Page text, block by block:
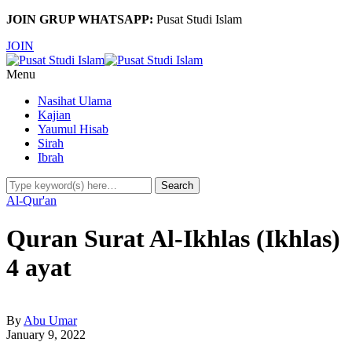
JOIN GRUP WHATSAPP: Pusat Studi Islam
JOIN
Menu
Nasihat Ulama
Kajian
Yaumul Hisab
Sirah
Ibrah
Al-Qur'an
Quran Surat Al-Ikhlas (Ikhlas)
4 ayat
By Abu Umar
January 9, 2022